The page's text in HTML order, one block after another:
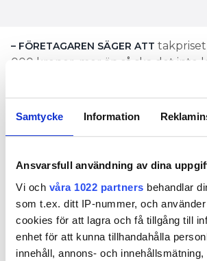
Samtycke Information
Ansvarsfull användning av dina
Vi och våra 1022 partners behandlar
som t.ex. ditt IP-nummer, och
cookies för att lagra och få tillgång till
enhet för att kunna tillhandahålla
innehåll, annons- och
– FÖRETAGAREN SÄGER ATT
000 kronor, mer än så ska det inte
Men trots att han sagt det initialt
någon offert.
Så berättar kunden, som vill vara
prisdiskussionen han hade med ett
beställde i maj 2019 gick ut på att
indraget och wc installerad i sitt
Rörföretaget är av en annan
prisdiskussionen.
LÄS DEN FÖRSTA ARTIKELN